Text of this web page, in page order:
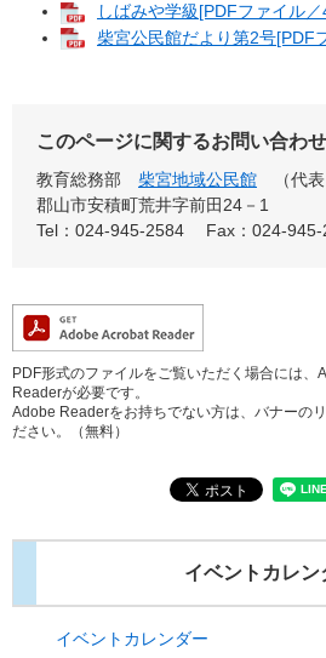
しばみや学級[PDFファイル
柴宮公民館だより第2号[PDF
このページに関するお問い合わ
教育総務部 柴宮地域公民館
代表
郡山市安積町荒井字前田24－1
Tel：024-945-2584
Fax：024-
PDF形式のファイルをご覧いただく場合には
Readerが必要です。
Adobe Readerをお持ちでない方は、バナーの
ださい。（無料）
イベントカレン
イベントカレンダー